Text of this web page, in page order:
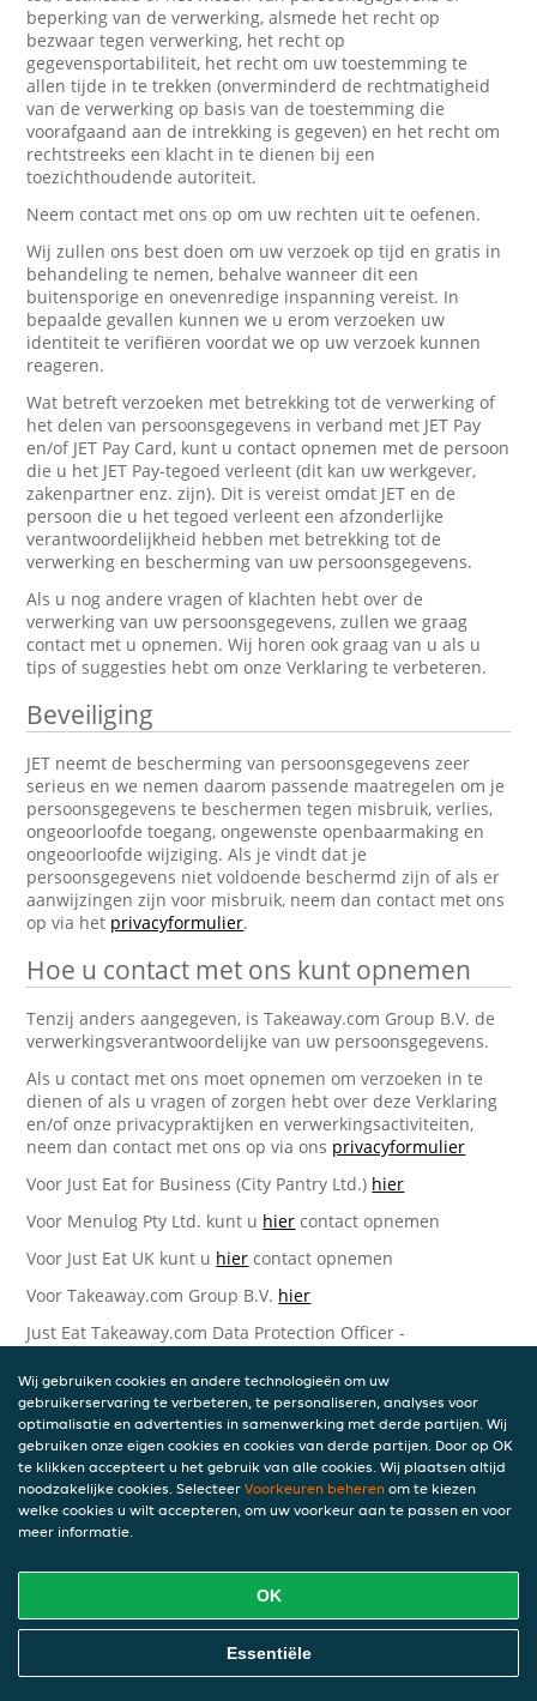
beperking van de verwerking, alsmede het recht op
bezwaar tegen verwerking, het recht op
gegevensportabiliteit, het recht om uw toestemming te
allen tijde in te trekken (onverminderd de rechtmatigheid
van de verwerking op basis van de toestemming die
voorafgaand aan de intrekking is gegeven) en het recht om
rechtstreeks een klacht in te dienen bij een
toezichthoudende autoriteit.
Neem contact met ons op om uw rechten uit te oefenen.
Wij zullen ons best doen om uw verzoek op tijd en gratis in
behandeling te nemen, behalve wanneer dit een
buitensporige en onevenredige inspanning vereist. In
bepaalde gevallen kunnen we u erom verzoeken uw
identiteit te verifiëren voordat we op uw verzoek kunnen
reageren.
Wat betreft verzoeken met betrekking tot de verwerking of
het delen van persoonsgegevens in verband met JET Pay
en/of JET Pay Card, kunt u contact opnemen met de persoon
die u het JET Pay-tegoed verleent (dit kan uw werkgever,
zakenpartner enz. zijn). Dit is vereist omdat JET en de
persoon die u het tegoed verleent een afzonderlijke
verantwoordelijkheid hebben met betrekking tot de
verwerking en bescherming van uw persoonsgegevens.
Als u nog andere vragen of klachten hebt over de
verwerking van uw persoonsgegevens, zullen we graag
contact met u opnemen. Wij horen ook graag van u als u
tips of suggesties hebt om onze Verklaring te verbeteren.
Beveiliging
JET neemt de bescherming van persoonsgegevens zeer
serieus en we nemen daarom passende maatregelen om je
persoonsgegevens te beschermen tegen misbruik, verlies,
ongeoorloofde toegang, ongewenste openbaarmaking en
ongeoorloofde wijziging. Als je vindt dat je
persoonsgegevens niet voldoende beschermd zijn of als er
aanwijzingen zijn voor misbruik, neem dan contact met ons
op via het privacyformulier.
Hoe u contact met ons kunt opnemen
Tenzij anders aangegeven, is Takeaway.com Group B.V. de
verwerkingsverantwoordelijke van uw persoonsgegevens.
Als u contact met ons moet opnemen om verzoeken in te
dienen of als u vragen of zorgen hebt over deze Verklaring
en/of onze privacypraktijken en verwerkingsactiviteiten,
neem dan contact met ons op via ons privacyformulier
Voor Just Eat for Business (City Pantry Ltd.) hier
Voor Menulog Pty Ltd. kunt u hier contact opnemen
Voor Just Eat UK kunt u hier contact opnemen
Voor Takeaway.com Group B.V. hier
Just Eat Takeaway.com Data Protection Officer -
Piet Heinkade 61
1019 GM Amsterdam
Nederland
Bijgewerkte versies van deze
Privacyverklaring
Wij kunnen deze Verklaring van tijd tot tijd bijwerken als
reactie op veranderende juridische, technische of zakelijke
ontwikkelingen. Wanneer wij onze Privacyverklaring
bijwerken, zullen wij passende maatregelen nemen om u
op de hoogte te brengen, in overeenstemming met het
Wij gebruiken cookies en andere technologieën om uw
gebruikerservaring te verbeteren, te personaliseren, analyses voor
optimalisatie en advertenties in samenwerking met derde partijen. Wij
gebruiken onze eigen cookies en cookies van derde partijen. Door op OK
te klikken accepteert u het gebruik van alle cookies. Wij plaatsen altijd
noodzakelijke cookies. Selecteer Voorkeuren beheren om te kiezen
welke cookies u wilt accepteren, om uw voorkeur aan te passen en voor
meer informatie.
OK
Essentiële